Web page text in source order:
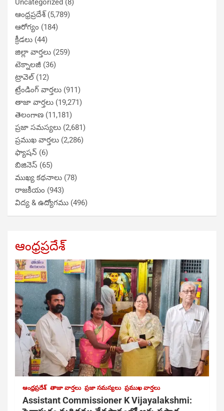
Uncategorized (8)
ఆంధ్రప్రదేశ్(5,789)
ఆరోగ్యం (184)
క్రీడలు (44)
జిల్లా వార్తలు (259)
టెక్నాలజీ (36)
ట్రావెల్(12)
ట్రేండింగ్ వార్తలు (911)
తాజా వార్తలు (19,271)
తెలంగాణ (11,181)
ప్రజా సమస్యలు (2,681)
ప్రముఖ వార్తలు (2,286)
ఫ్యాషన్ (6)
బిజినెస్ (65)
ముఖ్య కథనాలు (78)
రాజకీయం (943)
విద్య & ఉద్యోగము (496)
ఆంధ్రప్రదేశ్
ఆంధ్రప్రదేశ్ తాజా వార్తలు ప్రజా సమస్యలు ప్రముఖ వార్తలు
Assistant Commissioner K Vijayalakshmi: